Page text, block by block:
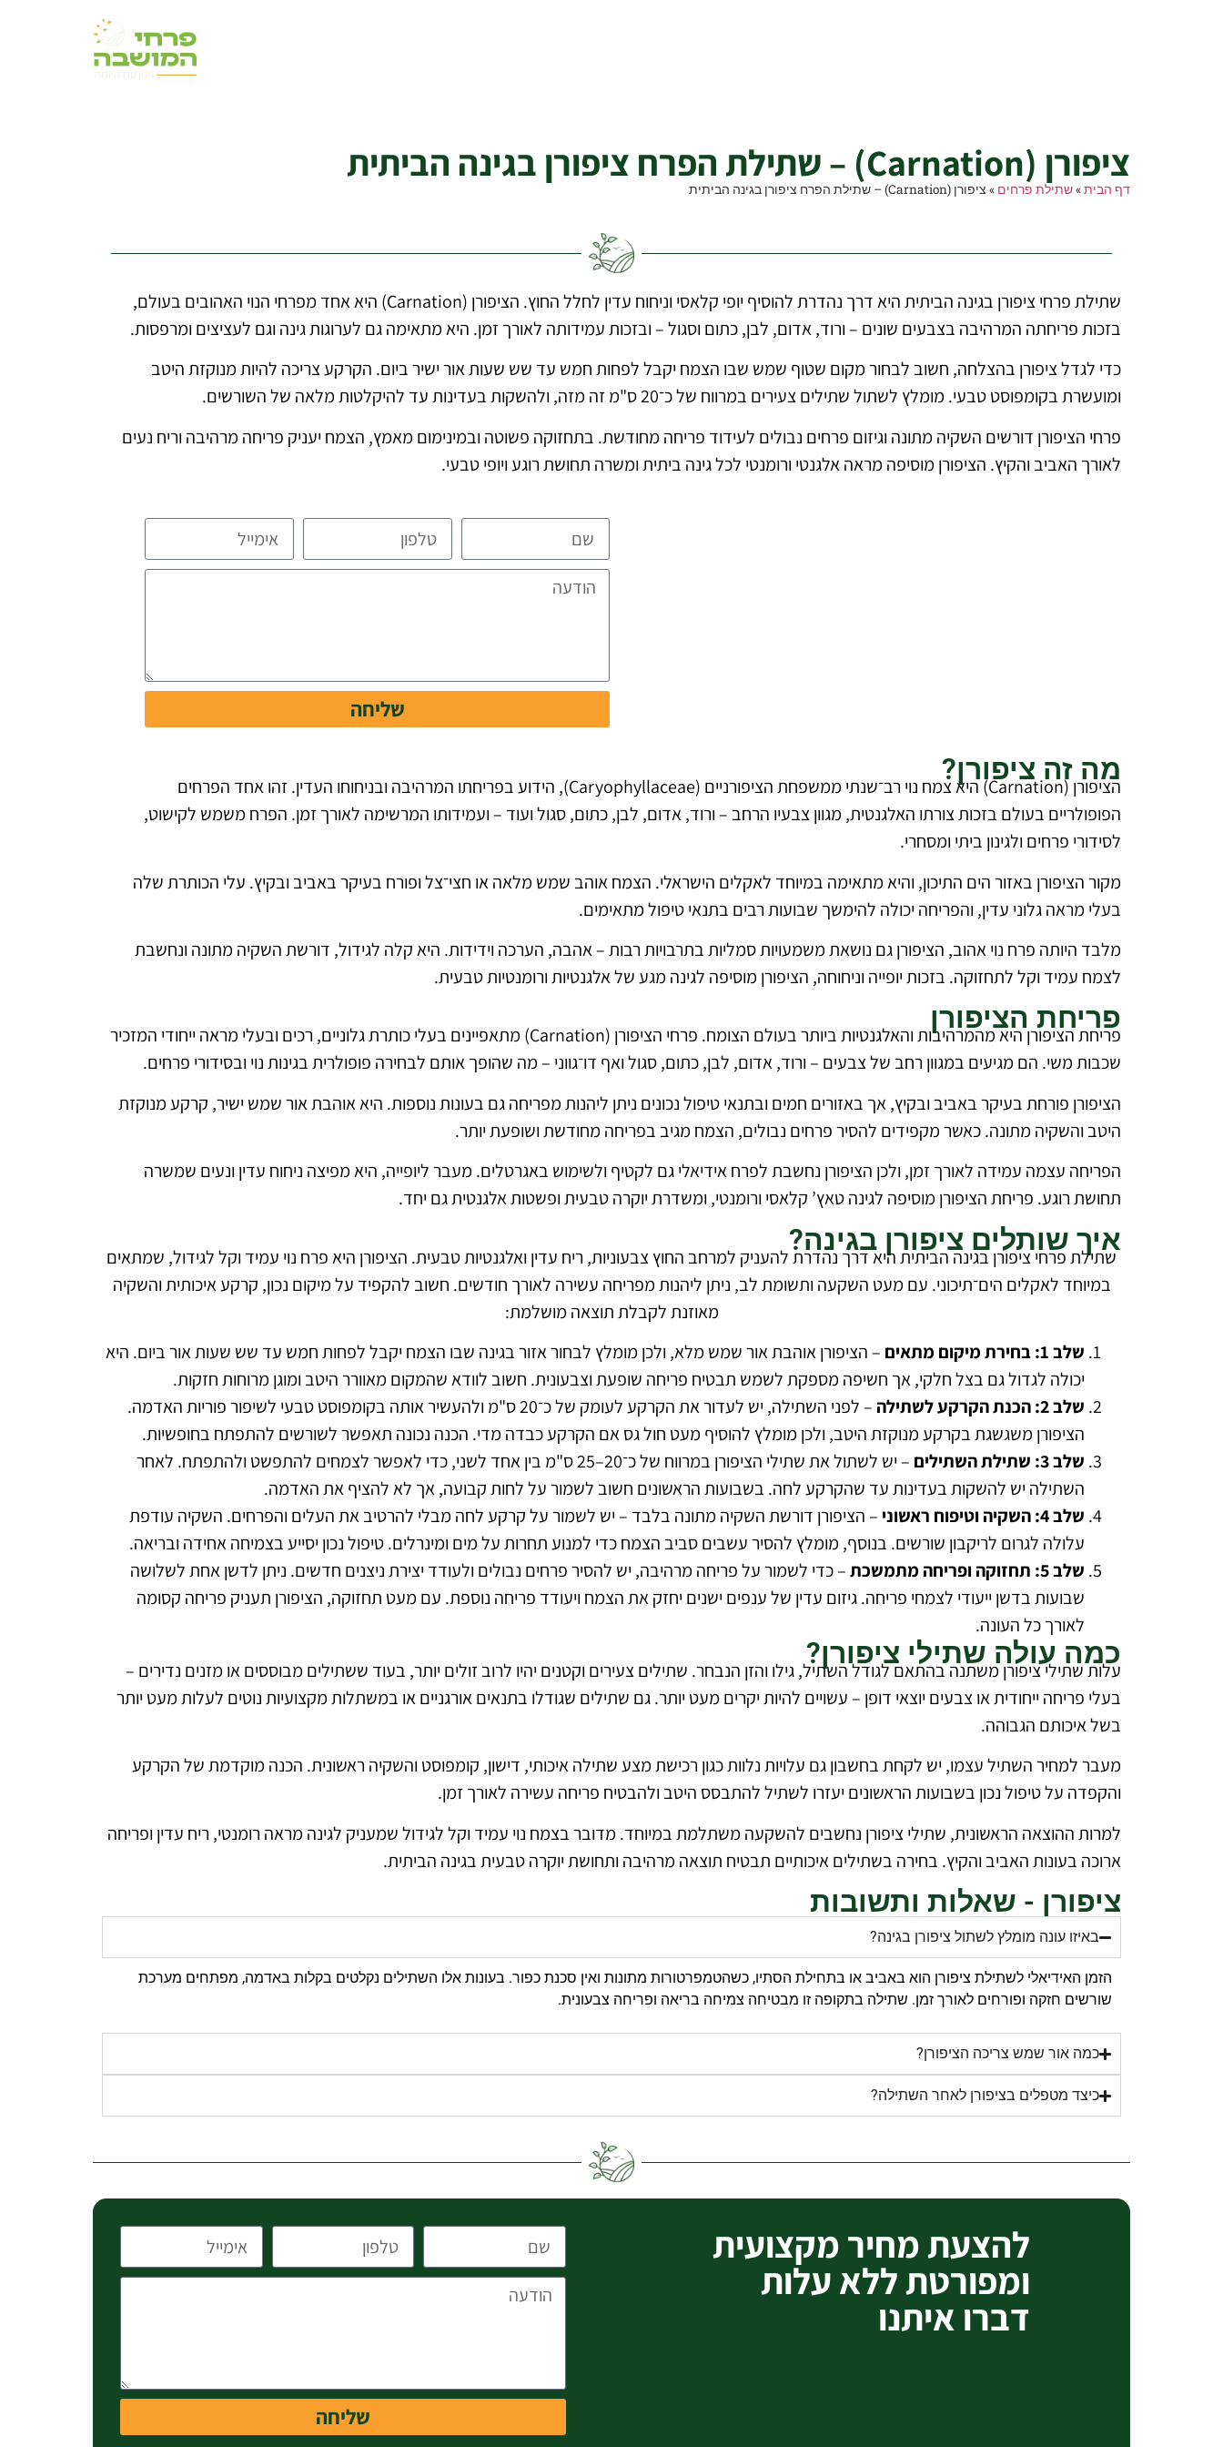
ציפורן (Carnation) – שתילת הפרח ציפורן בגינה הביתית
דף הבית»שתילת פרחים » ציפורן (Carnation) – שתילת הפרח ציפורן בגינה הביתית
שתילת פרחי ציפורן בגינה הביתית היא דרך נהדרת להוסיף יופי קלאסי וניחוח עדין לחלל החוץ. הציפורן (Carnation) היא אחד מפרחי הנוי האהובים בעולם,
בזכות פריחתה המרהיבה בצבעים שונים – ורוד, אדום, לבן, כתום וסגול – ובזכות עמידותה לאורך זמן. היא מתאימה גם לערוגות גינה וגם לעציצים ומרפסות.
כדי לגדל ציפורן בהצלחה, חשוב לבחור מקום שטוף שמש שבו הצמח יקבל לפחות חמש עד שש שעות אור ישיר ביום. הקרקע צריכה להיות מנוקזת היטב
ומועשרת בקומפוסט טבעי. מומלץ לשתול שתילים צעירים במרווח של כ־20 ס"מ זה מזה, ולהשקות בעדינות עד להיקלטות מלאה של השורשים.
פרחי הציפורן דורשים השקיה מתונה וגיזום פרחים נבולים לעידוד פריחה מחודשת. בתחזוקה פשוטה ובמינימום מאמץ, הצמח יעניק פריחה מרהיבה וריח נעים
לאורך האביב והקיץ. הציפורן מוסיפה מראה אלגנטי ורומנטי לכל גינה ביתית ומשרה תחושת רוגע ויופי טבעי.
שליחה
מה זה ציפורן?
הציפורן (Carnation) היא צמח נוי רב־שנתי ממשפחת הציפורניים (Caryophyllaceae), הידוע בפריחתו המרהיבה ובניחוחו העדין. זהו אחד הפרחים
הפופולריים בעולם בזכות צורתו האלגנטית, מגוון צבעיו הרחב – ורוד, אדום, לבן, כתום, סגול ועוד – ועמידותו המרשימה לאורך זמן. הפרח משמש לקישוט,
לסידורי פרחים ולגינון ביתי ומסחרי.
מקור הציפורן באזור הים התיכון, והיא מתאימה במיוחד לאקלים הישראלי. הצמח אוהב שמש מלאה או חצי־צל ופורח בעיקר באביב ובקיץ. עלי הכותרת שלה
בעלי מראה גלוני עדין, והפריחה יכולה להימשך שבועות רבים בתנאי טיפול מתאימים.
מלבד היותה פרח נוי אהוב, הציפורן גם נושאת משמעויות סמליות בתרבויות רבות – אהבה, הערכה וידידות. היא קלה לגידול, דורשת השקיה מתונה ונחשבת
לצמח עמיד וקל לתחזוקה. בזכות יופייה וניחוחה, הציפורן מוסיפה לגינה מגע של אלגנטיות ורומנטיות טבעית.
פריחת הציפורן
פריחת הציפורן היא מהמרהיבות והאלגנטיות ביותר בעולם הצומח. פרחי הציפורן (Carnation) מתאפיינים בעלי כותרת גלוניים, רכים ובעלי מראה ייחודי המזכיר
שכבות משי. הם מגיעים במגוון רחב של צבעים – ורוד, אדום, לבן, כתום, סגול ואף דו־גווני – מה שהופך אותם לבחירה פופולרית בגינות נוי ובסידורי פרחים.
הציפורן פורחת בעיקר באביב ובקיץ, אך באזורים חמים ובתנאי טיפול נכונים ניתן ליהנות מפריחה גם בעונות נוספות. היא אוהבת אור שמש ישיר, קרקע מנוקזת
היטב והשקיה מתונה. כאשר מקפידים להסיר פרחים נבולים, הצמח מגיב בפריחה מחודשת ושופעת יותר.
הפריחה עצמה עמידה לאורך זמן, ולכן הציפורן נחשבת לפרח אידיאלי גם לקטיף ולשימוש באגרטלים. מעבר ליופייה, היא מפיצה ניחוח עדין ונעים שמשרה
תחושת רוגע. פריחת הציפורן מוסיפה לגינה טאץ’ קלאסי ורומנטי, ומשדרת יוקרה טבעית ופשטות אלגנטית גם יחד.
איך שותלים ציפורן בגינה?
שתילת פרחי ציפורן בגינה הביתית היא דרך נהדרת להעניק למרחב החוץ צבעוניות, ריח עדין ואלגנטיות טבעית. הציפורן היא פרח נוי עמיד וקל לגידול, שמתאים
במיוחד לאקלים הים־תיכוני. עם מעט השקעה ותשומת לב, ניתן ליהנות מפריחה עשירה לאורך חודשים. חשוב להקפיד על מיקום נכון, קרקע איכותית והשקיה
מאוזנת לקבלת תוצאה מושלמת:
שלב 1: בחירת מיקום מתאים
– הציפורן אוהבת אור שמש מלא, ולכן מומלץ לבחור אזור בגינה שבו הצמח יקבל לפחות חמש עד שש שעות אור ביום. היא
יכולה לגדול גם בצל חלקי, אך חשיפה מספקת לשמש תבטיח פריחה שופעת וצבעונית. חשוב לוודא שהמקום מאוורר היטב ומוגן מרוחות חזקות.
שלב 2: הכנת הקרקע לשתילה
– לפני השתילה, יש לעדור את הקרקע לעומק של כ־20 ס"מ ולהעשיר אותה בקומפוסט טבעי לשיפור פוריות האדמה.
הציפורן משגשגת בקרקע מנוקזת היטב, ולכן מומלץ להוסיף מעט חול גס אם הקרקע כבדה מדי. הכנה נכונה תאפשר לשורשים להתפתח בחופשיות.
שלב 3: שתילת השתילים
– יש לשתול את שתילי הציפורן במרווח של כ־20–25 ס"מ בין אחד לשני, כדי לאפשר לצמחים להתפשט ולהתפתח. לאחר
השתילה יש להשקות בעדינות עד שהקרקע לחה. בשבועות הראשונים חשוב לשמור על לחות קבועה, אך לא להציף את האדמה.
שלב 4: השקיה וטיפוח ראשוני
– הציפורן דורשת השקיה מתונה בלבד – יש לשמור על קרקע לחה מבלי להרטיב את העלים והפרחים. השקיה עודפת
עלולה לגרום לריקבון שורשים. בנוסף, מומלץ להסיר עשבים סביב הצמח כדי למנוע תחרות על מים ומינרלים. טיפול נכון יסייע בצמיחה אחידה ובריאה.
שלב 5: תחזוקה ופריחה מתמשכת
– כדי לשמור על פריחה מרהיבה, יש להסיר פרחים נבולים ולעודד יצירת ניצנים חדשים. ניתן לדשן אחת לשלושה
שבועות בדשן ייעודי לצמחי פריחה. גיזום עדין של ענפים ישנים יחזק את הצמח ויעודד פריחה נוספת. עם מעט תחזוקה, הציפורן תעניק פריחה קסומה
לאורך כל העונה.
כמה עולה שתילי ציפורן?
עלות שתילי ציפורן משתנה בהתאם לגודל השתיל, גילו והזן הנבחר. שתילים צעירים וקטנים יהיו לרוב זולים יותר, בעוד ששתילים מבוססים או מזנים נדירים –
בעלי פריחה ייחודית או צבעים יוצאי דופן – עשויים להיות יקרים מעט יותר. גם שתילים שגודלו בתנאים אורגניים או במשתלות מקצועיות נוטים לעלות מעט יותר
בשל איכותם הגבוהה.
מעבר למחיר השתיל עצמו, יש לקחת בחשבון גם עלויות נלוות כגון רכישת מצע שתילה איכותי, דישון, קומפוסט והשקיה ראשונית. הכנה מוקדמת של הקרקע
והקפדה על טיפול נכון בשבועות הראשונים יעזרו לשתיל להתבסס היטב ולהבטיח פריחה עשירה לאורך זמן.
למרות ההוצאה הראשונית, שתילי ציפורן נחשבים להשקעה משתלמת במיוחד. מדובר בצמח נוי עמיד וקל לגידול שמעניק לגינה מראה רומנטי, ריח עדין ופריחה
ארוכה בעונות האביב והקיץ. בחירה בשתילים איכותיים תבטיח תוצאה מרהיבה ותחושת יוקרה טבעית בגינה הביתית.
ציפורן - שאלות ותשובות
באיזו עונה מומלץ לשתול ציפורן בגינה?
הזמן האידיאלי לשתילת ציפורן הוא באביב או בתחילת הסתיו, כשהטמפרטורות מתונות ואין סכנת כפור. בעונות אלו השתילים נקלטים בקלות באדמה, מפתחים מערכת
שורשים חזקה ופורחים לאורך זמן. שתילה בתקופה זו מבטיחה צמיחה בריאה ופריחה צבעונית.
כמה אור שמש צריכה הציפורן?
כיצד מטפלים בציפורן לאחר השתילה?
להצעת מחיר מקצועית
ומפורטת ללא עלות
דברו איתנו
שליחה